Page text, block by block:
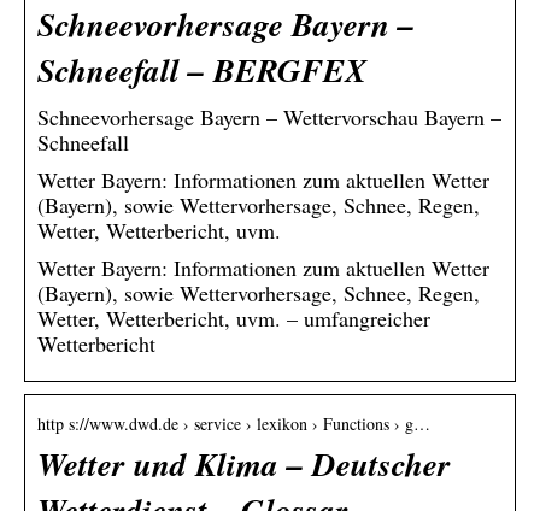
Schneevorhersage Bayern –
Schneefall – BERGFEX
Schneevorhersage Bayern – Wettervorschau Bayern –
Schneefall
Wetter Bayern: Informationen zum aktuellen Wetter
(Bayern), sowie Wettervorhersage, Schnee, Regen,
Wetter, Wetterbericht, uvm.
Wetter Bayern: Informationen zum aktuellen Wetter
(Bayern), sowie Wettervorhersage, Schnee, Regen,
Wetter, Wetterbericht, uvm. – umfangreicher
Wetterbericht
http s://www.dwd.de › service › lexikon › Functions › g…
Wetter und Klima – Deutscher